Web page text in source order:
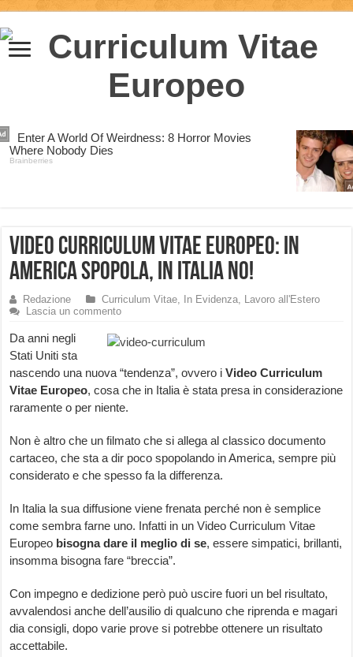
Video Curriculum Vitae Europeo: in
America spopola, in Italia NO!
Redazione Curriculum Vitae, In Evidenza, Lavoro all'Estero
Lascia un commento
Da anni negli
Stati Uniti sta
nascendo una nuova “tendenza”, ovvero iVideo Curriculum
Vitae Europeo, cosa che in Italia è stata presa in considerazione
raramente o per niente.
Non è altro che un filmato che si allega al classico documento
cartaceo, che sta a dir poco spopolando in America, sempre più
considerato e che spesso fa la differenza.
In Italia la sua diffusione viene frenata perché non è semplice
come sembra farne uno. Infatti in un Video Curriculum Vitae
Europeo bisogna dare il meglio di se, essere simpatici, brillanti,
insomma bisogna fare “breccia”.
Con impegno e dedizione però può uscire fuori un bel risultato,
avvalendosi anche dell’ausilio di qualcuno che riprenda e magari
dia consigli, dopo varie prove si potrebbe ottenere un risultato
accettabile.